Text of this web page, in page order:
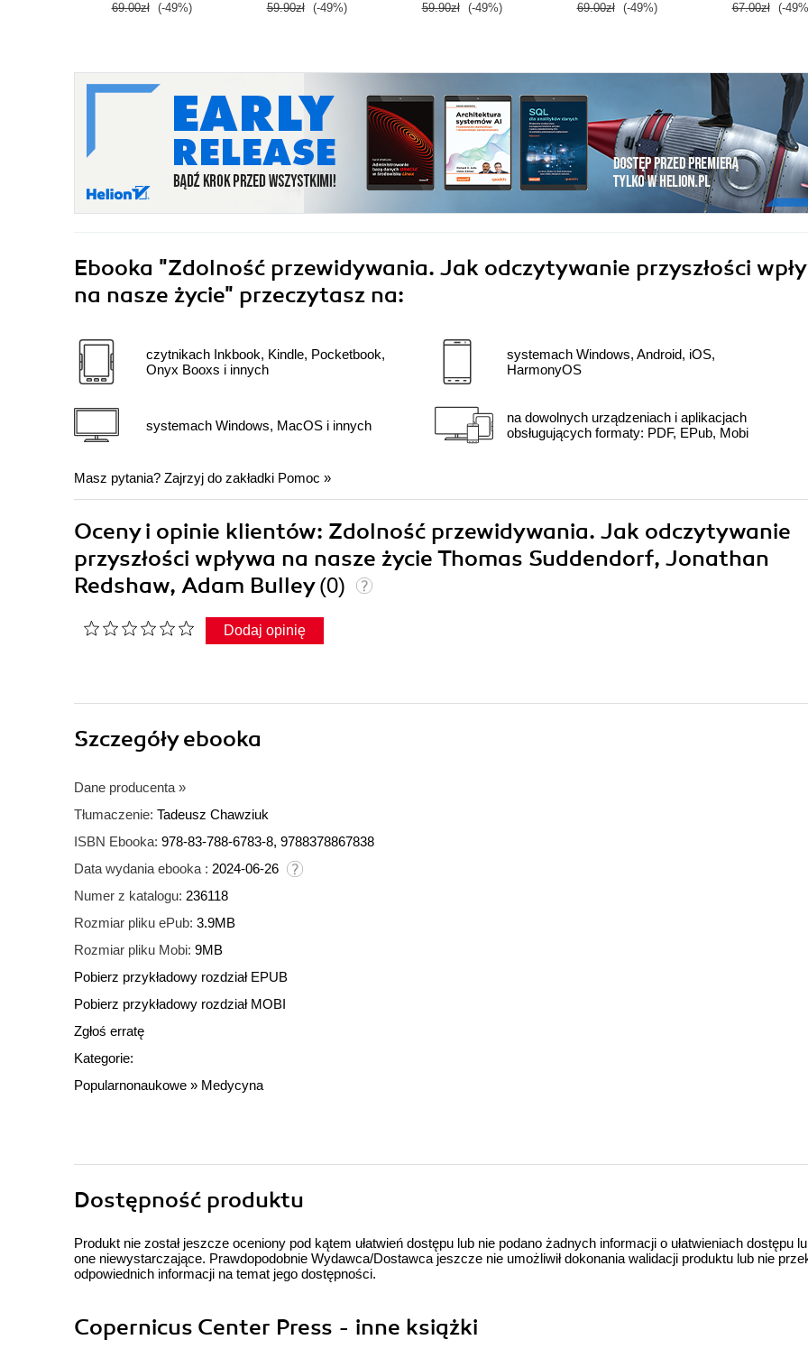
69.00zł (-49%) 59.90zł (-49%) 59.90zł (-49%) 69.00zł (-49%) 67.00zł (-
Ebooka "Zdolność przewidywania. Jak odczytywanie przyszłości
na nasze życie" przeczytasz na:
czytnikach Inkbook, Kindle, Pocketbook,
Onyx Booxs i innych
systemach Windows, MacOS i innych
systemach Windows, Android, iOS,
HarmonyOS
na dowolnych urządzeniach i aplikacjach
obsługujących formaty: PDF, EPub, Mobi
Masz pytania? Zajrzyj do zakładki Pomoc »
Oceny i opinie klientów: Zdolność przewidywania. Jak odczytywanie
przyszłości wpływa na nasze życie Thomas Suddendorf, Jonathan
Redshaw, Adam Bulley(0)
Dodaj opinię
Szczegółyebooka
Dane producenta »
Tłumaczenie: Tadeusz Chawziuk
ISBN Ebooka: 978-83-788-6783-8, 9788378867838
Data wydania ebooka : 2024-06-26
Numer z katalogu: 236118
Rozmiar pliku ePub: 3.9MB
Rozmiar pliku Mobi: 9MB
Pobierz przykładowy rozdział EPUB
Pobierz przykładowy rozdział MOBI
Zgłoś erratę
Kategorie:
Popularnonaukowe » Medycyna
Dostępność produktu
Produkt nie został jeszcze oceniony pod kątem ułatwień dostępu lub nie podano żadnych informacji o ułatwieniach dostępu
one niewystarczające. Prawdopodobnie Wydawca/Dostawca jeszcze nie umożliwił dokonania walidacji produktu lub nie
odpowiednich informacji na temat jego dostępności.
Copernicus Center Press - inne książki